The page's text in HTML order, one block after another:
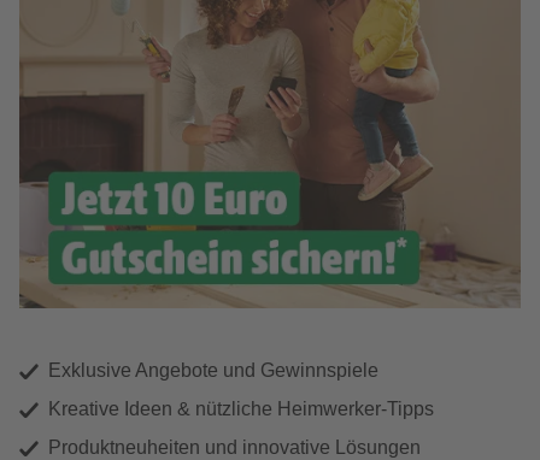
Exklusive Angebote und Gewinnspiele
Kreative Ideen & nützliche Heimwerker-Tipps
Produktneuheiten und innovative Lösungen